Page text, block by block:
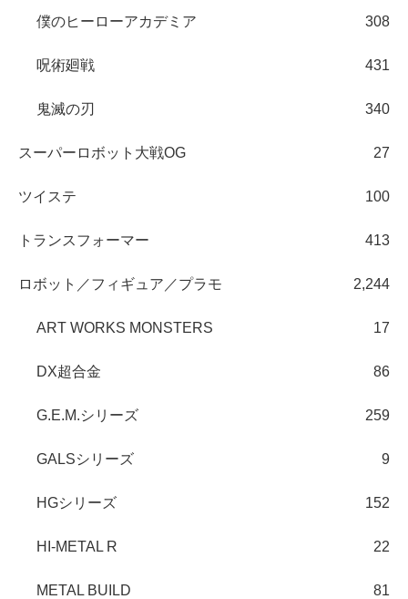
僕のヒーローアカデミア 308
呪術廻戦 431
鬼滅の刃 340
スーパーロボット大戦OG 27
ツイステ 100
トランスフォーマー 413
ロボット／フィギュア／プラモ 2,244
ART WORKS MONSTERS 17
DX超合金 86
G.E.M.シリーズ 259
GALSシリーズ 9
HGシリーズ 152
HI-METAL R 22
METAL BUILD 81